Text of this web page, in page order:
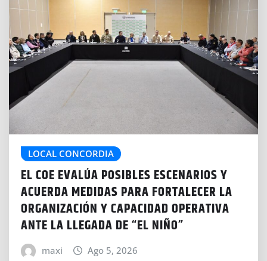
LOCAL CONCORDIA
EL COE EVALÚA POSIBLES ESCENARIOS Y
ACUERDA MEDIDAS PARA FORTALECER LA
ORGANIZACIÓN Y CAPACIDAD OPERATIVA
ANTE LA LLEGADA DE “EL NIÑO”
maxi Ago 5, 2026